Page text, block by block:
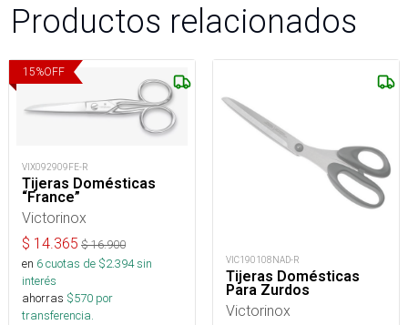
Productos relacionados
15%OFF
VIX092909FE-R
Tijeras Domésticas
“France”
Victorinox
$ 14.365 $16.900
en 6cuotas de $2.394sin
interés
ahorras $570 por
transferencia.
VIC190108NAD-R
Tijeras Domésticas
Para Zurdos
Victorinox